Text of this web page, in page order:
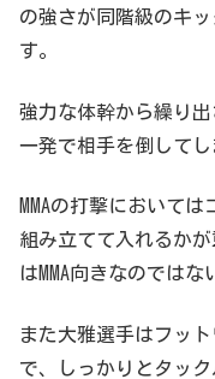
の強さが同階級のキ
す。
強力な体幹から繰り
一発で相手を倒してし
MMAの打撃において
組み立てて入れるか
はMMA向きなのではな
また大雅選手はフッ
で、しっかりとタッ